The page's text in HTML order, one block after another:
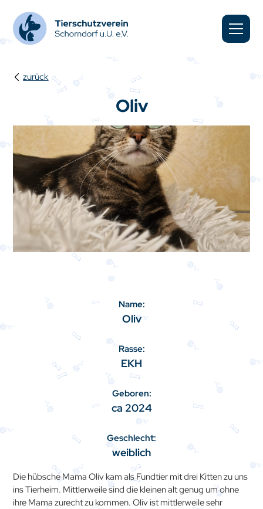
zurück
Oliv
Name:
Oliv
Rasse:
EKH
Geboren:
ca 2024
Geschlecht:
weiblich
Die hübsche Mama Oliv kam als Fundtier mit drei Kitten zu uns
ins Tierheim. Mittlerweile sind die kleinen alt genug um ohne
ihre Mama zurecht zu kommen. Oliv ist mittlerweile sehr